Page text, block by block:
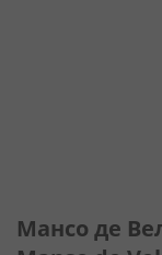
към
Мансо де